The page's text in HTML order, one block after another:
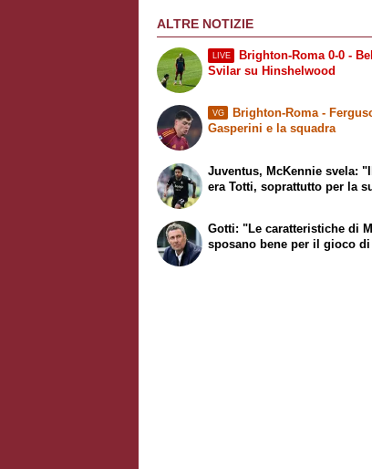
ALTRE NOTIZIE
LIVE
Brighton-Roma 0-0 -
Svilar su Hinshelwood
VG
Brighton-Roma -
Gasperini e la squadra
Juventus, McKennie svela:
era Totti, soprattutto per la
Gotti: "Le caratteristiche di
sposano bene per il gioco